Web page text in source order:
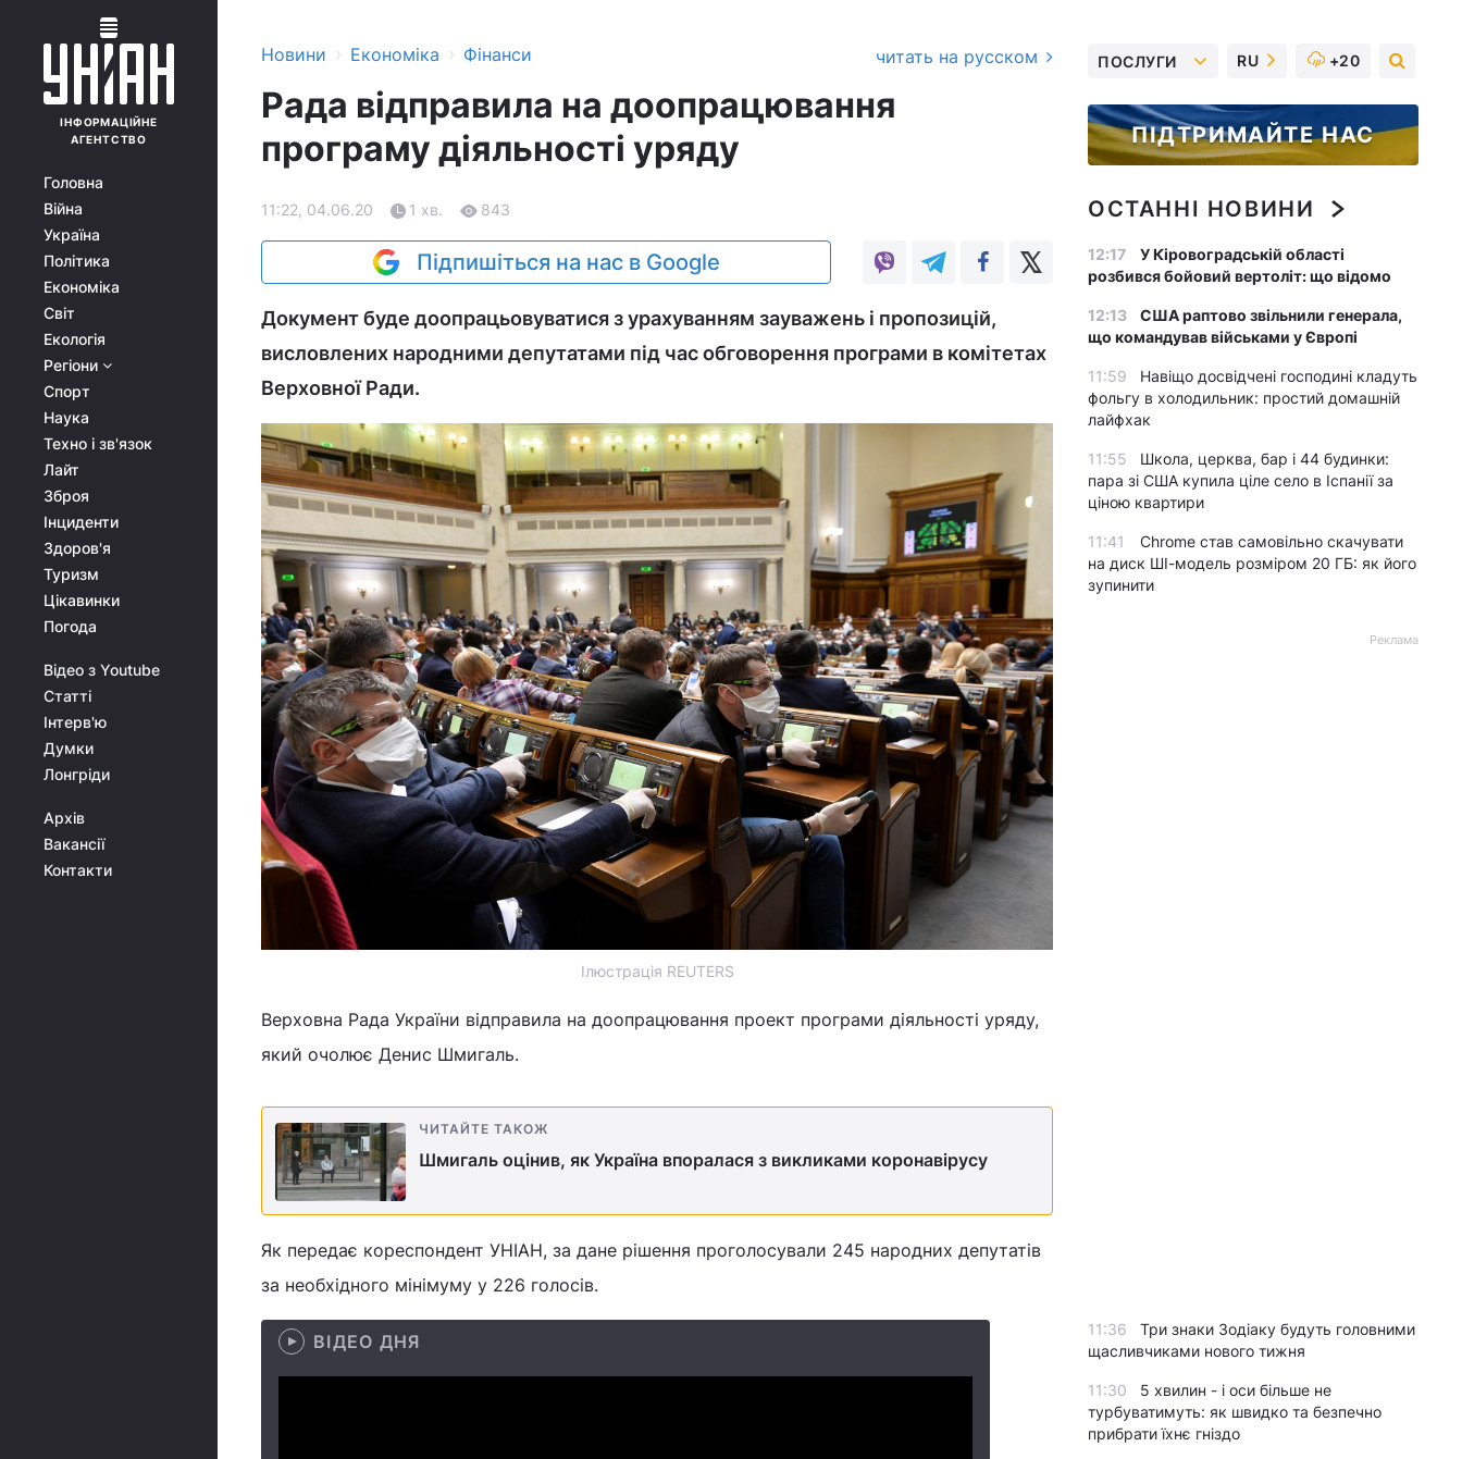
ІНФОРМАЦІЙНЕ
АГЕНТСТВО
Головна
Війна
Україна
Політика
Економіка
Світ
Екологія
Регіони
Спорт
Наука
Техно і зв'язок
Лайт
Зброя
Інциденти
Здоров'я
Туризм
Цікавинки
Погода
Відео з Youtube
Статті
Інтерв'ю
Думки
Лонгріди
Архів
Вакансії
Контакти
Новини › Економіка › Фінанси читать на русском
Рада відправила на доопрацювання
програму діяльності уряду
11:22, 04.06.20 1 хв. 843
Підпишіться на нас в Google
Документ буде доопрацьовуватися з урахуванням зауважень і пропозицій,
висловлених народними депутатами під час обговорення програми в комітетах
Верховної Ради.
Ілюстрація REUTERS
Верховна Рада України відправила на доопрацювання проект програми діяльності уряду,
який очолює Денис Шмигаль.
ЧИТАЙТЕ ТАКОЖ
Шмигаль оцінив, як Україна впоралася з викликами коронавірусу
Як передає кореспондент УНІАН, за дане рішення проголосували 245 народних депутатів
за необхідного мінімуму у 226 голосів.
ВІДЕО ДНЯ
ПОСЛУГИ RU +20
ПІДТРИМАЙТЕ НАС
ОСТАННІ НОВИНИ
12:17
У Кіровоградській області
розбився бойовий вертоліт: що відомо
12:13
США раптово звільнили генерала,
що командував військами у Європі
11:59
Навіщо досвідчені господині кладуть
фольгу в холодильник: простий домашній
лайфхак
11:55
Школа, церква, бар і 44 будинки:
пара зі США купила ціле село в Іспанії за
ціною квартири
11:41
Chrome став самовільно скачувати
на диск ШІ-модель розміром 20 ГБ: як його
зупинити
Реклама
11:36
Три знаки Зодіаку будуть головними
щасливчиками нового тижня
11:30
5 хвилин - і оси більше не
турбуватимуть: як швидко та безпечно
прибрати їхнє гніздо